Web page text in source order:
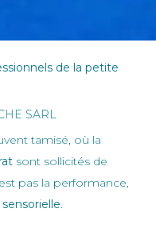
de la petite
SARL
tamisé, où la
sont sollicités de
pas la performance,
.